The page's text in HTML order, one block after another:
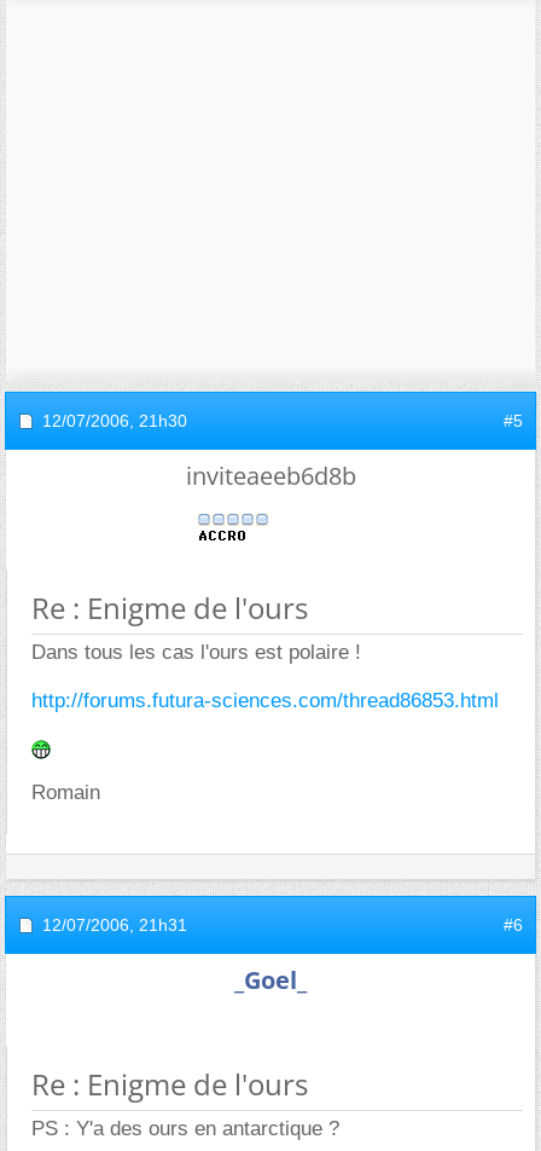
12/07/2006, 21h30 #5
inviteaeeb6d8b
Re : Enigme de l'ours
Dans tous les cas l'ours est polaire !
http://forums.futura-sciences.com/thread86853.html
Romain
12/07/2006, 21h31 #6
_Goel_
Re : Enigme de l'ours
PS : Y'a des ours en antarctique ?